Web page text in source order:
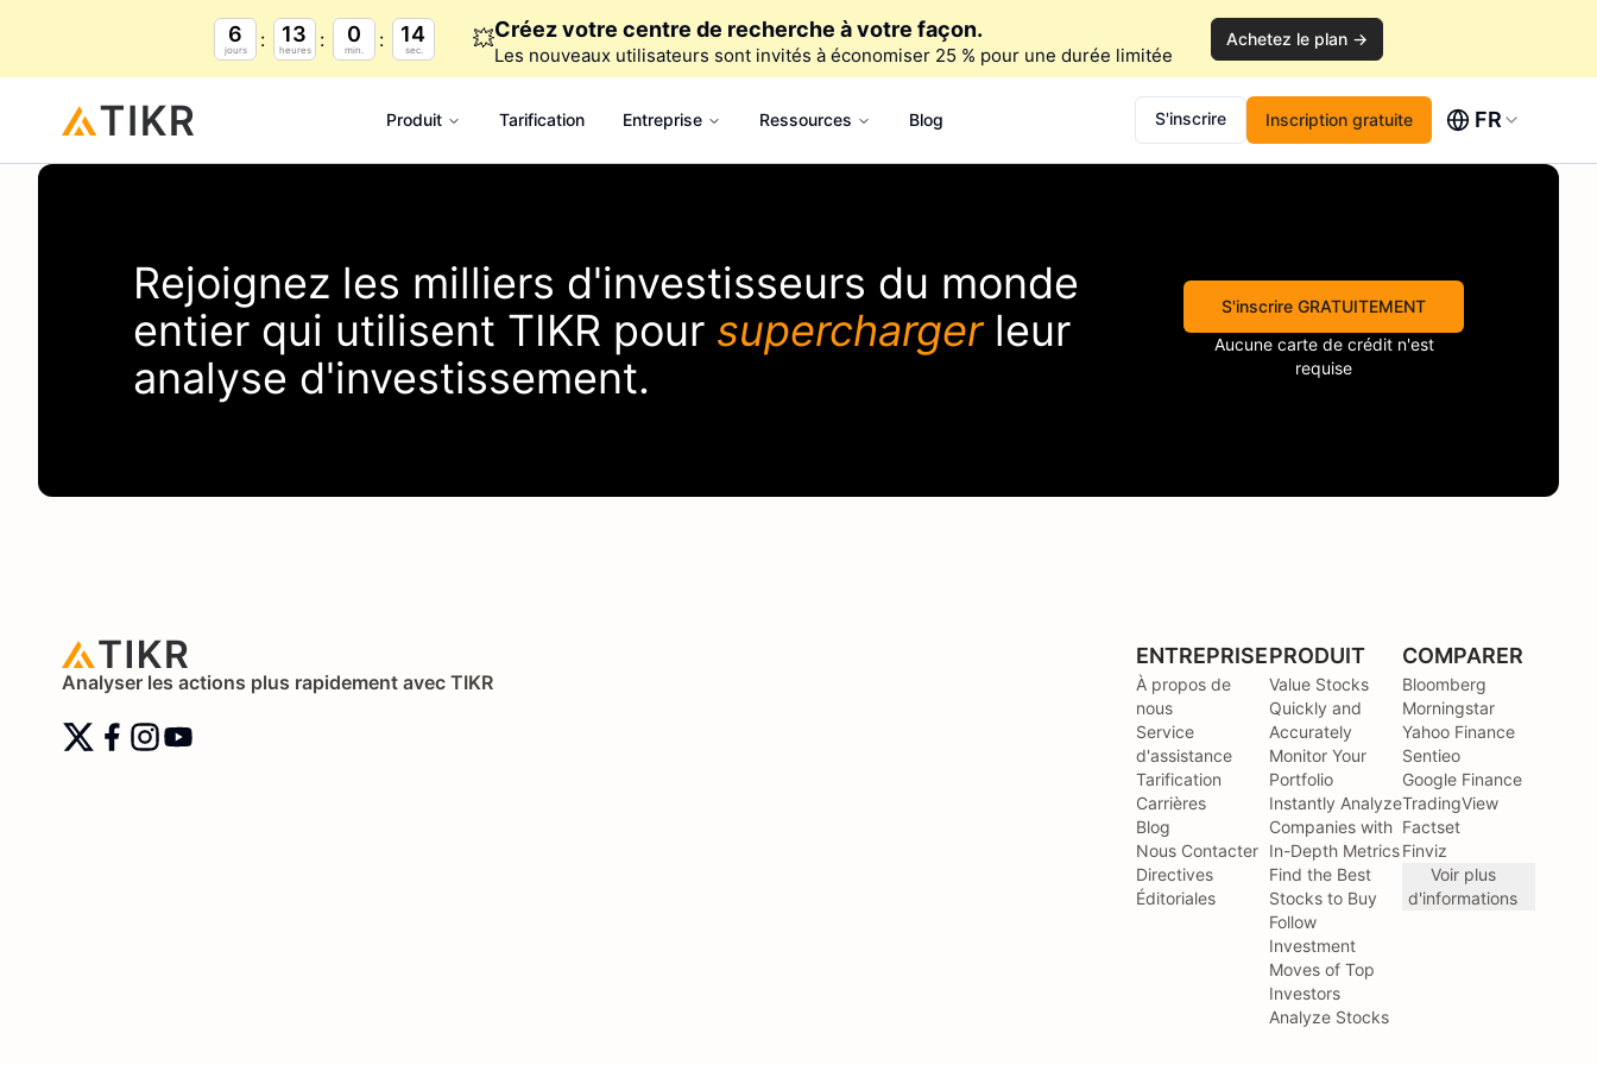
6
jours
13
heures
0
min.
14
sec. 💥Créez votre centre de recherche à votre façon.
Les nouveaux utilisateurs sont invités à économiser 25 % pour une durée limitée
Achetez le plan →
Produit Tarification Entreprise Ressources Blog S'inscrire Inscription gratuite FR
Rejoignez les milliers d'investisseurs du monde
entier qui utilisent TIKR pour superchargerleur
analyse d'investissement.
S'inscrire GRATUITEMENT
Aucune carte de crédit n'est
requise
Analyser les actions plus rapidement avec TIKR
ENTREPRISE
À propos de
nous
Service
d'assistance
Tarification
Carrières
Blog
Nous Contacter
Directives
Éditoriales
PRODUIT
Value Stocks
Quickly and
Accurately
Monitor Your
Portfolio
Instantly Analyze
Companies with
In-Depth Metrics
Find the Best
Stocks to Buy
Follow
Investment
Moves of Top
Investors
Analyze Stocks
COMPARER
Bloomberg
Morningstar
Yahoo Finance
Sentieo
Google Finance
TradingView
Factset
Finviz
Voir plus
d'informations